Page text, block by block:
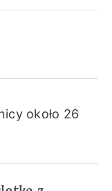
około 26